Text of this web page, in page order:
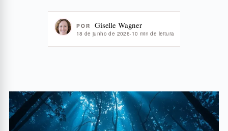
POR Giselle Wagner
18 de junho de 2026· 10 min de leitura